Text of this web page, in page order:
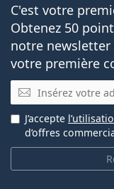
C'est votre
Obtenez 50
notre newsletter
votre première
E-mail
J’accepte
d’offres